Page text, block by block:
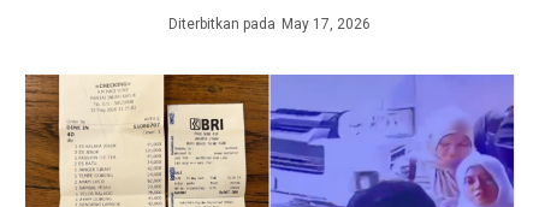
Diterbitkan pada May 17, 2026